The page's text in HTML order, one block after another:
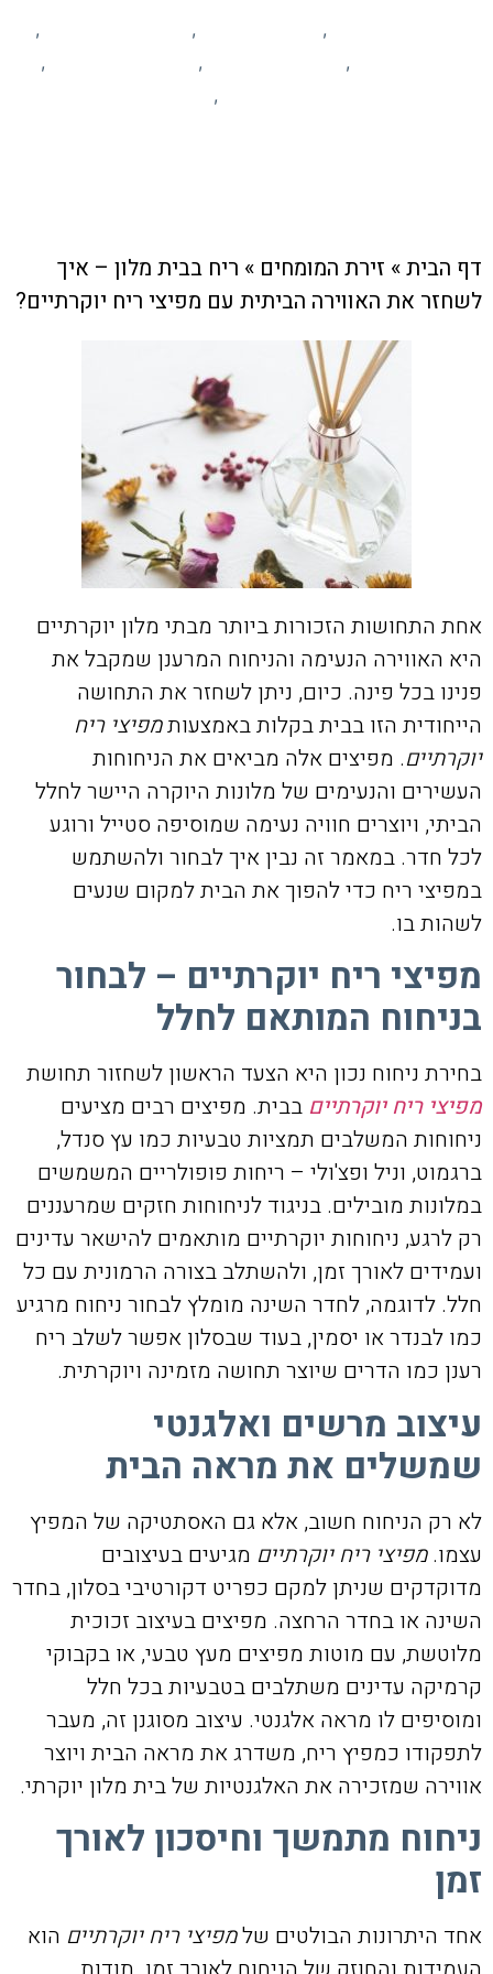
,
,
,
,
,
,
,
דף הבית» זירת המומחים » ריח בבית מלון – איך
לשחזר את האווירה הביתית עם מפיצי ריח יוקרתיים?
אחת התחושות הזכורות ביותר מבתי מלון יוקרתיים
היא האווירה הנעימה והניחוח המרענן שמקבל את
פנינו בכל פינה. כיום, ניתן לשחזר את התחושה
הייחודית הזו בבית בקלות באמצעותמפיצי ריח
יוקרתיים. מפיצים אלה מביאים את הניחוחות
העשירים והנעימים של מלונות היוקרה היישר לחלל
הביתי, ויוצרים חוויה נעימה שמוסיפה סטייל ורוגע
לכל חדר. במאמר זה נבין איך לבחור ולהשתמש
במפיצי ריח כדי להפוך את הבית למקום שנעים
לשהות בו.
מפיצי ריח יוקרתיים – לבחור
בניחוח המותאם לחלל
בחירת ניחוח נכון היא הצעד הראשון לשחזור תחושת
מפיצי ריח יוקרתיים בבית. מפיצים רבים מציעים
ניחוחות המשלבים תמציות טבעיות כמו עץ סנדל,
ברגמוט, וניל ופצ'ולי – ריחות פופולריים המשמשים
במלונות מובילים. בניגוד לניחוחות חזקים שמרעננים
רק לרגע, ניחוחות יוקרתיים מותאמים להישאר עדינים
ועמידים לאורך זמן, ולהשתלב בצורה הרמונית עם כל
חלל. לדוגמה, לחדר השינה מומלץ לבחור ניחוח מרגיע
כמו לבנדר או יסמין, בעוד שבסלון אפשר לשלב ריח
רענן כמו הדרים שיוצר תחושה מזמינה ויוקרתית.
עיצוב מרשים ואלגנטי
שמשלים את מראה הבית
לא רק הניחוח חשוב, אלא גם האסתטיקה של המפיץ
עצמו.מפיצי ריח יוקרתיים מגיעים בעיצובים
מדוקדקים שניתן למקם כפריט דקורטיבי בסלון, בחדר
השינה או בחדר הרחצה. מפיצים בעיצוב זכוכית
מלוטשת, עם מוטות מפיצים מעץ טבעי, או בקבוקי
קרמיקה עדינים משתלבים בטבעיות בכל חלל
ומוסיפים לו מראה אלגנטי. עיצוב מסוגנן זה, מעבר
לתפקודו כמפיץ ריח, משדרג את מראה הבית ויוצר
אווירה שמזכירה את האלגנטיות של בית מלון יוקרתי.
ניחוח מתמשך וחיסכון לאורך
זמן
אחד היתרונות הבולטים שלמפיצי ריח יוקרתיים הוא